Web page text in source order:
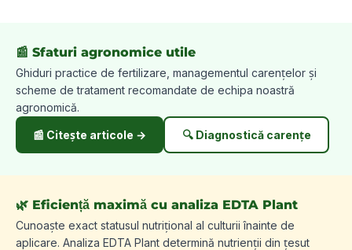
📰 Sfaturi agronomice utile
Ghiduri practice de fertilizare, managementul carențelor și
scheme de tratament recomandate de echipa noastră
agronomică.
📰 Citește articole → 🔍 Diagnostică carențe
🌿 Eficiență maximă cu analiza EDTA Plant
Cunoaște exact statusul nutrițional al culturii înainte de
aplicare. Analiza EDTA Plant determină nutrienții din țesut